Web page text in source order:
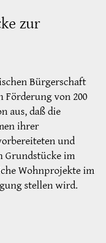
zur
Bürgerschaft
von 200
aus, daß die
ihrer
und
Grundstücke im
Wohnprojekte im
stellen wird.